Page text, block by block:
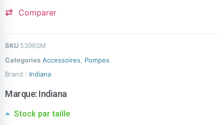
Comparer
SKU 5396SM
Categories Accessoires
Pompes
Brand : Indiana
Marque:Indiana
Stock par taille